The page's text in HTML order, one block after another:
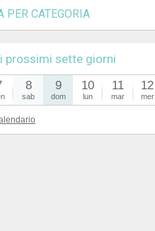
PER CATEGORIA
prossimi sette giorni
8
sab
9
dom
10
lun
11
mar
12
mer